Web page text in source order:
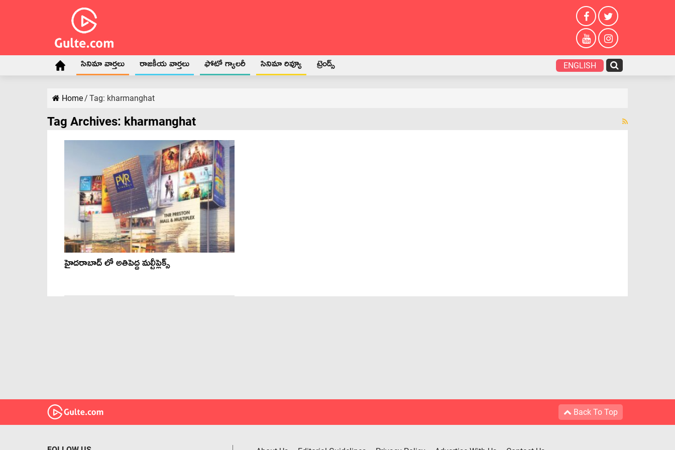
సినిమా వార్తలు రాజకీయ వార్తలు ఫోటో గ్యాలరీ సినిమా రివ్యూ ట్రెండ్స్ ENGLISH
Home/ Tag: kharmanghat
Tag Archives: kharmanghat
హైదరాబాద్ లో అతిపెద్ద మల్టీప్లెక్స్
Back To Top